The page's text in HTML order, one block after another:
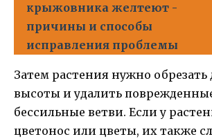
крыжовника желтеют -
причины и способы
исправления проблемы
Затем растения нужно
высоты и удалить
бессильные ветви. Если у
цветонос или цветы, их также